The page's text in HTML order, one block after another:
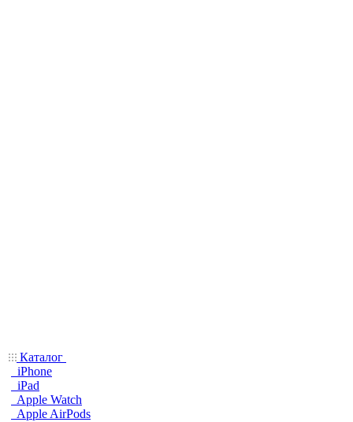
Каталог
iPhone
iPad
Apple Watch
Apple AirPods